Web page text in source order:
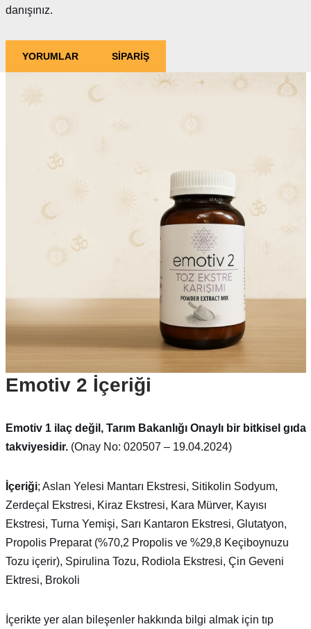
danışınız.
YORUMLAR SİPARİŞ
Emotiv 2 İçeriği
Emotiv 1 ilaç değil, Tarım Bakanlığı Onaylı bir bitkisel gıda
takviyesidir.(Onay No: 020507 – 19.04.2024)
İçeriği; Aslan Yelesi Mantarı Ekstresi, Sitikolin Sodyum,
Zerdeçal Ekstresi, Kiraz Ekstresi, Kara Mürver, Kayısı
Ekstresi, Turna Yemişi, Sarı Kantaron Ekstresi, Glutatyon,
Propolis Preparat (%70,2 Propolis ve %29,8 Keçiboynuzu
Tozu içerir), Spirulina Tozu, Rodiola Ekstresi, Çin Geveni
Ektresi, Brokoli
İçerikte yer alan bileşenler hakkında bilgi almak için tıp